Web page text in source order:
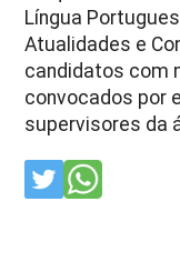
Língua
Atualidades e
candidatos com
convocados por
supervisores da